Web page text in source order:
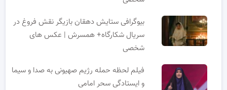
بیوگرافی ستایش دهقان بازیگر نقش فروغ در
سریال شکارگاه+ همسرش | عکس های
شخصی
فیلم لحظه حمله رژیم صهیونی به صدا و سیما
و ایستادگی سحر امامی